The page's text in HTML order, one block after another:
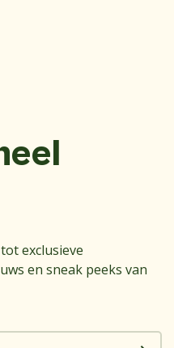
exclusieve
en sneak peeks van